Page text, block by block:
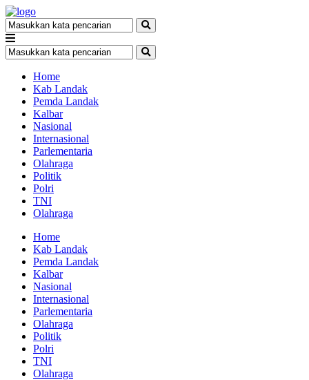
Home
Kab Landak
Pemda Landak
Kalbar
Nasional
Internasional
Parlementaria
Olahraga
Politik
Polri
TNI
Olahraga
Home
Kab Landak
Pemda Landak
Kalbar
Nasional
Internasional
Parlementaria
Olahraga
Politik
Polri
TNI
Olahraga